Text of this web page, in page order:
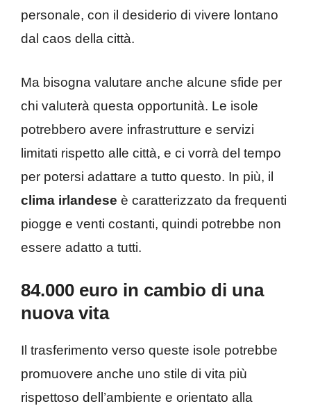
personale, con il desiderio di vivere lontano
dal caos della città.
Ma bisogna valutare anche alcune sfide per
chi valuterà questa opportunità. Le isole
potrebbero avere infrastrutture e servizi
limitati rispetto alle città, e ci vorrà del tempo
per potersi adattare a tutto questo. In più, il
clima irlandese è caratterizzato da frequenti
piogge e venti costanti, quindi potrebbe non
essere adatto a tutti.
84.000 euro in cambio di una
nuova vita
Il trasferimento verso queste isole potrebbe
promuovere anche uno stile di vita più
rispettoso dell’ambiente e orientato alla